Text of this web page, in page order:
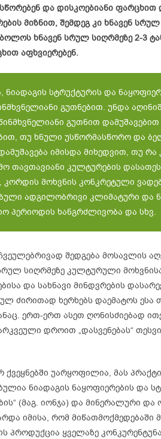
და დისკოებიანი ფარცხით
მიზნით, შემდეგ კი ხნავენ
ხნავენ სრულ სიღრმეზე 2-3
აფხვიერებენ.
სტრუქტურის და
გუთნებით. უნდა
გუთნით
თუ ხნული უსწორმასწორო და
იმისდა მიხედვით, თუ რა
თავთავიანი კულტურების
მოხვნის კონკრეტული
ადგილობრივი კლიმატური და
პერიოდის ხანგრძლივობა და სხვ.
შედგება მოსავლის
სიღრმეზე კულტურული
და სახნავი მინდვრების
ძირითად ხერხებს დაემატოს ესა
ერთ-ერთ ასეთ ღონისძიებად
დროით „დასვენებას“
ქვეყნებში უარყოფილია, მას
ნიადაგის ნაყოფიერების და
(მაგ. იონჯა) და მინერალური და
იმისა, რომ მიწათმოქმედებაში
პროდუქცია ყველაზე